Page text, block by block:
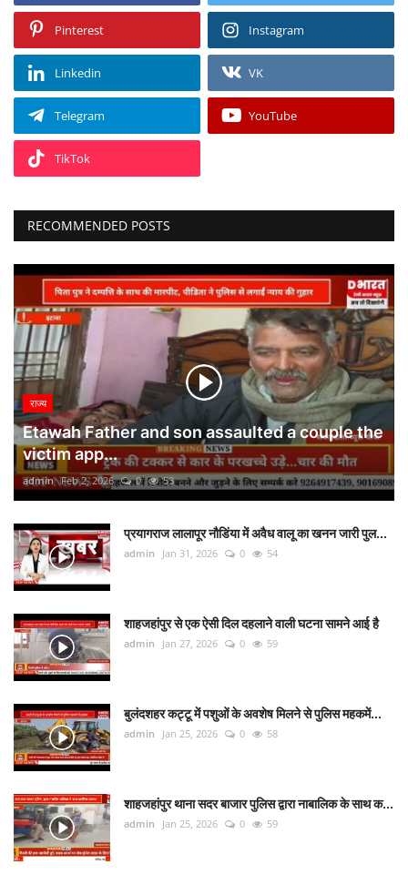
Pinterest Instagram
Linkedin VK
Telegram YouTube
TikTok
RECOMMENDED POSTS
राज्य
Etawah Father and son assaulted a couple the
victim app...
admin Feb 2, 2026 0 53
प्रयागराज लालापूर नौडिंया में अवैध वालू का खनन जारी पुल...
admin Jan 31, 2026 0 54
शाहजहांपुर से एक ऐसी दिल दहलाने वाली घटना सामने आई है
admin Jan 27, 2026 0 59
बुलंदशहर कट्टू में पशुओं के अवशेष मिलने से पुलिस महकमें...
admin Jan 25, 2026 0 58
शाहजहांपुर थाना सदर बाजार पुलिस द्वारा नाबालिक के साथ क...
admin Jan 25, 2026 0 59